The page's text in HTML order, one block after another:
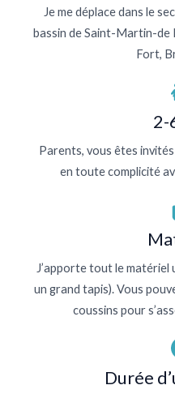
Je me déplace dans le
bassin de Saint-Martin-de
Fort,
2-
Parents, vous êtes
en toute complicité
J’apporte tout le matériel
un grand tapis). Vous
coussins pour
Durée